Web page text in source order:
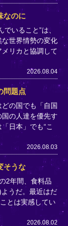
なのに
いること”は、
世界情勢の変化
リカと協調して
2026.08.04
問題点
の国でも「自国
の人達を優先す
日本」でも“こ
2026.08.03
そうな
2年間、食料品
うだ。最近はだ
とは実感してい
2026.08.02